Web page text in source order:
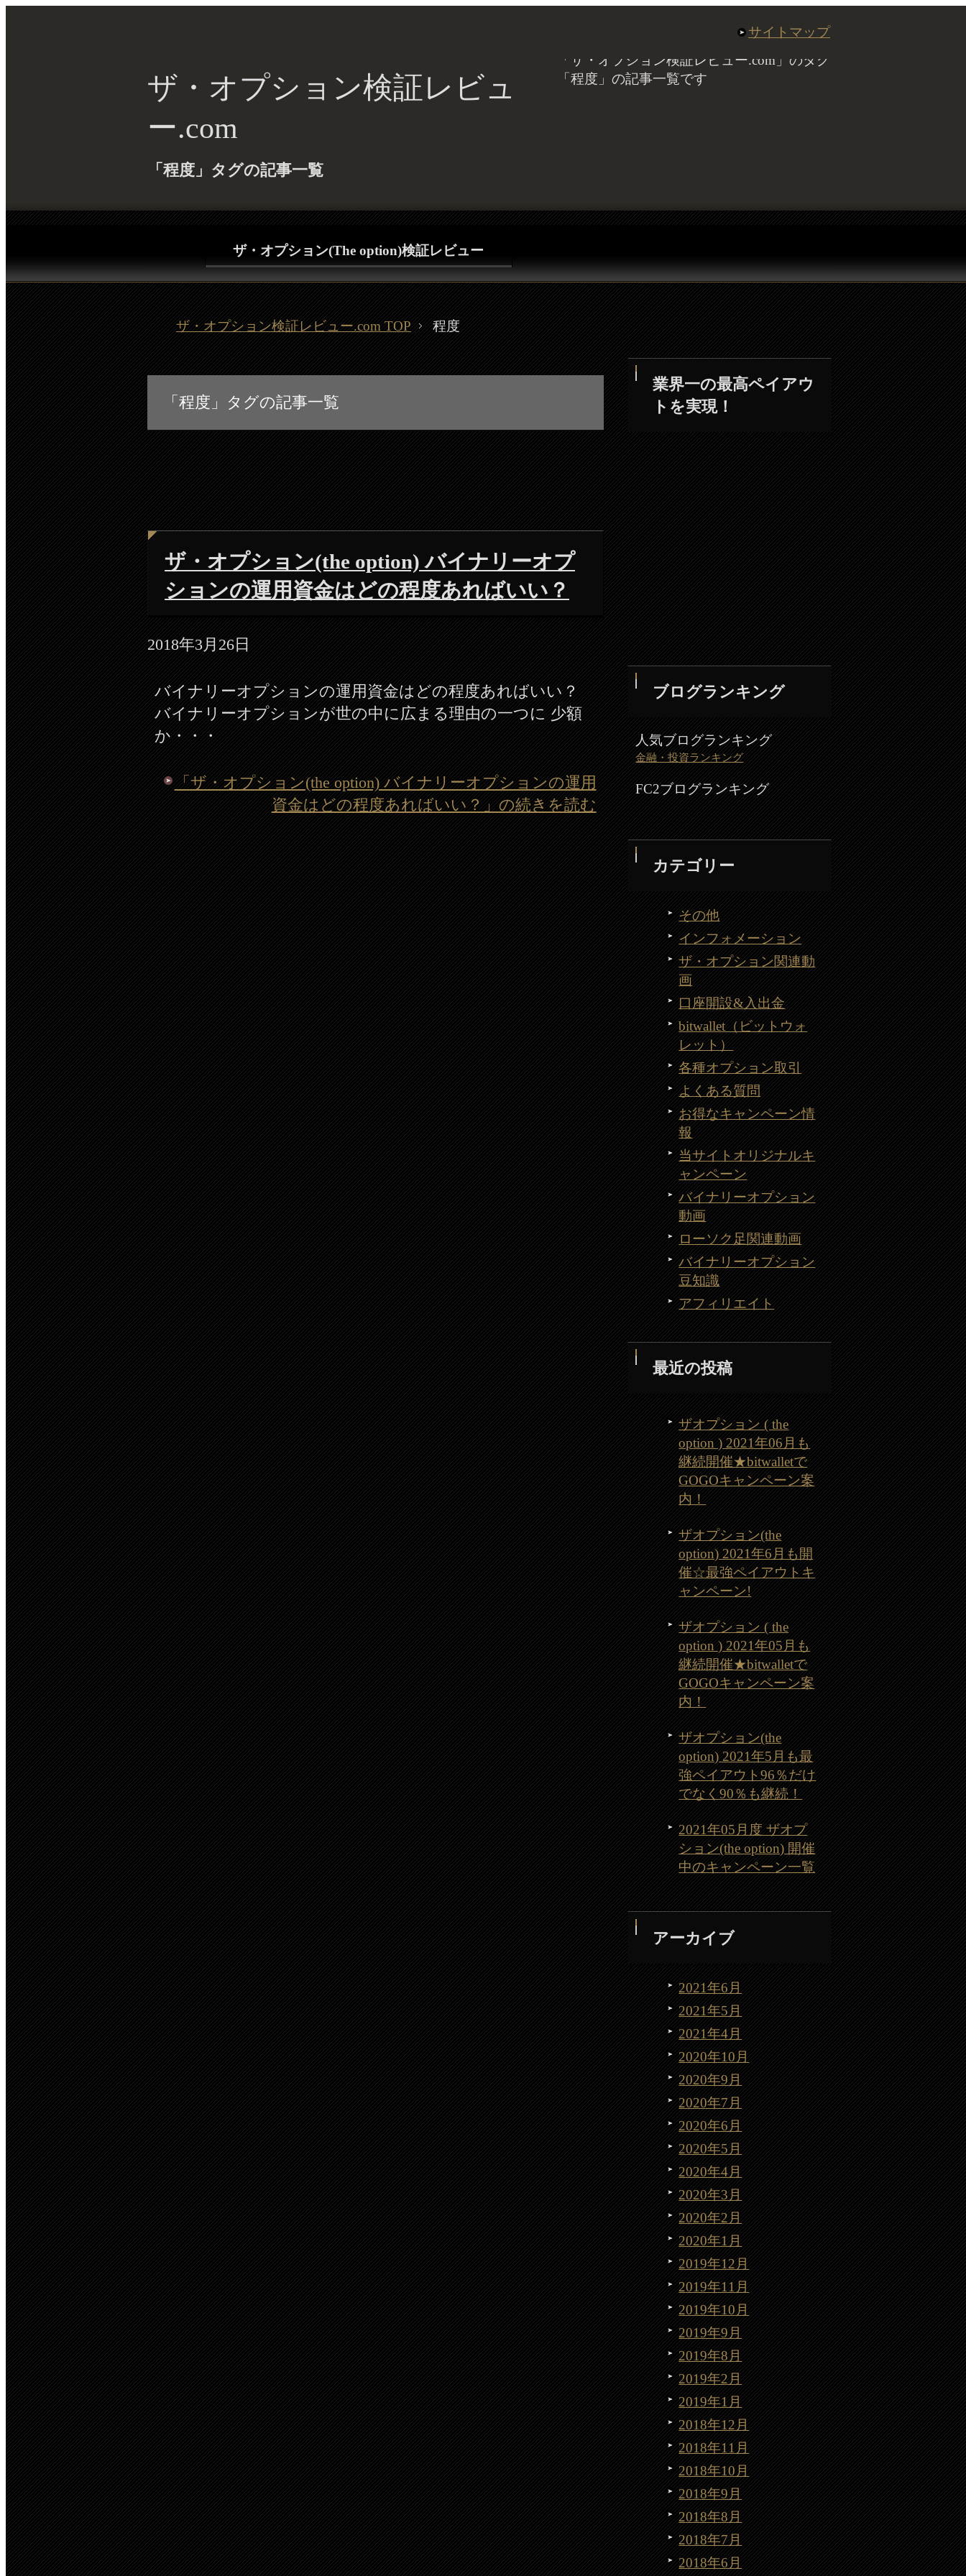
ザ・オプション検証レビュ
ー.com
「程度」タグの記事一覧
「ザ・オプション検証レビュー.com」のタグ
「程度」の記事一覧です
ザ・オプション(The option)検証レビュー
ザ・オプション検証レビュー.com TOP 程度
「程度」タグの記事一覧
ザ・オプション(the option) バイナリーオプ
ションの運用資金はどの程度あればいい？
2018年3月26日
バイナリーオプションの運用資金はどの程度あればいい？
バイナリーオプションが世の中に広まる理由の一つに 少額
か・・・
「ザ・オプション(the option) バイナリーオプションの運用
資金はどの程度あればいい？」の続きを読む
業界一の最高ペイアウ
トを実現！
ブログランキング
人気ブログランキング
金融・投資ランキング
FC2ブログランキング
カテゴリー
その他
インフォメーション
ザ・オプション関連動
画
口座開設&入出金
bitwallet（ビットウォ
レット）
各種オプション取引
よくある質問
お得なキャンペーン情
報
当サイトオリジナルキ
ャンペーン
バイナリーオプション
動画
ローソク足関連動画
バイナリーオプション
豆知識
アフィリエイト
最近の投稿
ザオプション ( the
option ) 2021年06月も
継続開催★bitwalletで
GOGOキャンペーン案
内！
ザオプション(the
option) 2021年6月も開
催☆最強ペイアウトキ
ャンペーン!
ザオプション ( the
option ) 2021年05月も
継続開催★bitwalletで
GOGOキャンペーン案
内！
ザオプション(the
option) 2021年5月も最
強ペイアウト96％だけ
でなく90％も継続！
2021年05月度 ザオプ
ション(the option) 開催
中のキャンペーン一覧
アーカイブ
2021年6月
2021年5月
2021年4月
2020年10月
2020年9月
2020年7月
2020年6月
2020年5月
2020年4月
2020年3月
2020年2月
2020年1月
2019年12月
2019年11月
2019年10月
2019年9月
2019年8月
2019年2月
2019年1月
2018年12月
2018年11月
2018年10月
2018年9月
2018年8月
2018年7月
2018年6月
サイトマップ